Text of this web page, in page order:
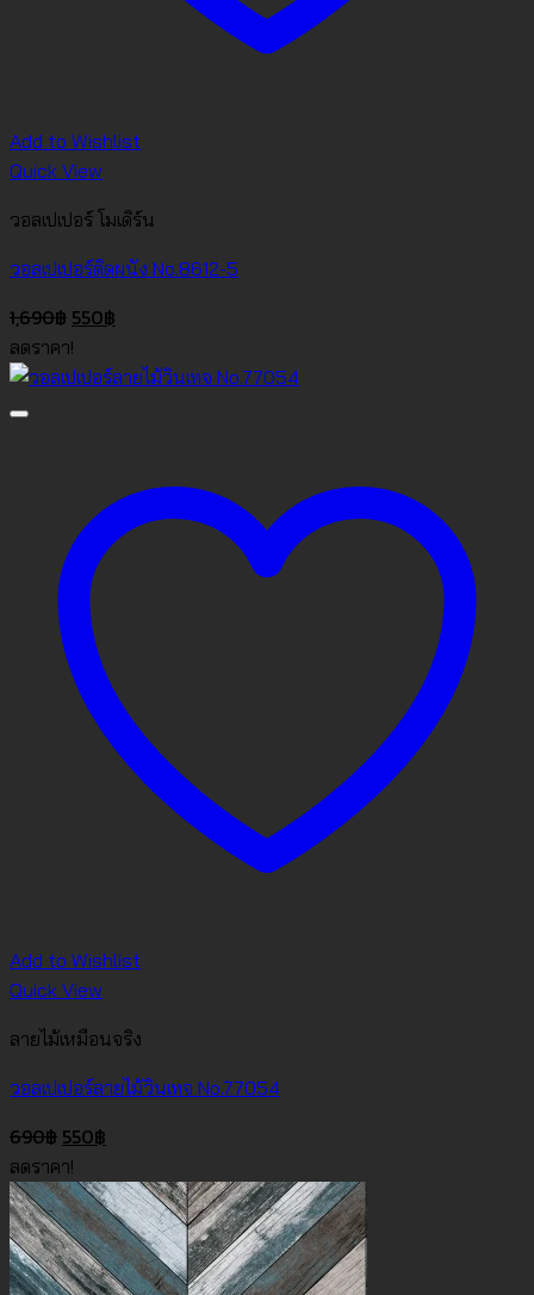
Add to Wishlist
Quick View
วอลเปเปอร์ โมเดิร์น
วอลเปเปอร์ติดผนัง No.8612-5
1,690฿ Original
price
was:
550฿
is:
ลดราคา!
Add to Wishlist
Quick View
ลายไม้เหมือนจริง
วอลเปเปอร์ลายไม้วินเทจ No.77054
690฿ Original
price
was:
690฿.
550฿
is:
550฿.
ลดราคา!